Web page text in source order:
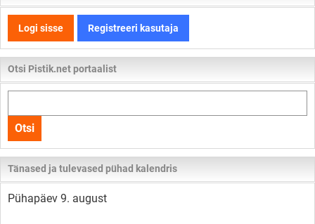
Logi sisse Registreeri kasutaja
Otsi Pistik.net portaalist
kogu
lehelt
Otsi
Tänased ja tulevased pühad kalendris
Pühapäev 9. august